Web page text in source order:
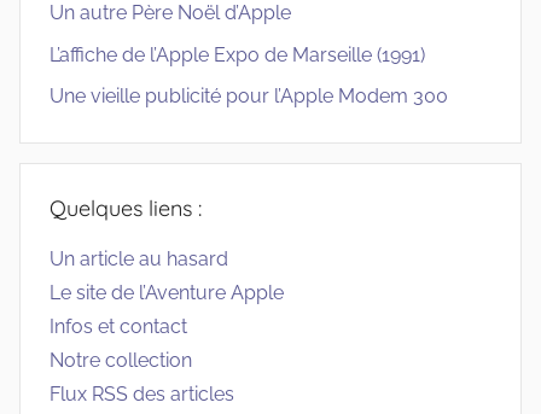
Un autre Père Noël d’Apple
L’affiche de l’Apple Expo de Marseille (1991)
Une vieille publicité pour l’Apple Modem 300
Quelques liens :
Un article au hasard
Le site de l’Aventure Apple
Infos et contact
Notre collection
Flux RSS des articles